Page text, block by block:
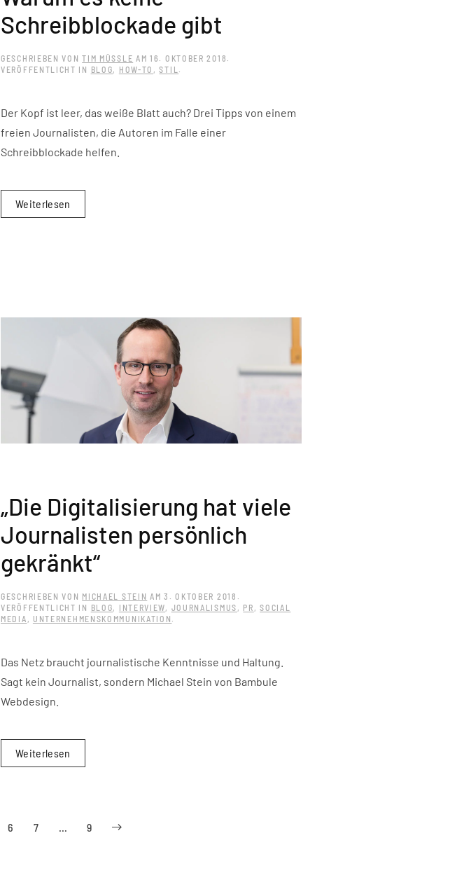
Schreibblockade gibt
GESCHRIEBEN VONTIM MÜSSLE AM16. OKTOBER 2018 .
VERÖFFENTLICHT IN BLOG, HOW-TO ,STIL .
Der Kopf ist leer, das weiße Blatt auch? Drei Tipps von einem
freien Journalisten, die Autoren im Falle einer
Schreibblockade helfen.
Weiterlesen
„Die Digitalisierung hat viele
Journalisten persönlich
gekränkt“
GESCHRIEBEN VON MICHAEL STEIN AM3. OKTOBER 2018
VERÖFFENTLICHT IN BLOG INTERVIEW JOURNALISMUS PR ,SOCIAL
MEDIA
UNTERNEHMENSKOMMUNIKATION
Das Netz braucht journalistische Kenntnisse und Haltung.
Sagt kein Journalist, sondern Michael Stein von Bambule
Webdesign.
Weiterlesen
6 7 9